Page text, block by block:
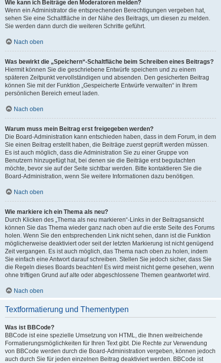
Wie kann ich Beiträge den Moderatoren melden?
Wenn ein Administrator die entsprechenden Berechtigungen vergeben hat,
sehen Sie eine Schaltfläche in der Nähe des Beitrags, um diesen zu melden.
Sie werden dann durch die weiteren Schritte geführt.
Nach oben
Was bewirkt die „Speichern“-Schaltfläche beim Schreiben eines Beitrags?
Hiermit können Sie die geschriebene Entwürfe speichern und zu einem
späteren Zeitpunkt vervollständigen und absenden. Den gesicherten Beitrag
können Sie mit der Funktion „Gespeicherte Entwürfe verwalten“ in Ihrem
persönlichen Bereich erneut laden.
Nach oben
Warum muss mein Beitrag erst freigegeben werden?
Die Board-Administration kann entschieden haben, dass in dem Forum, in dem
Sie einen Beitrag erstellt haben, die Beiträge zuerst geprüft werden müssen.
Es ist auch möglich, dass die Administration Sie zu einer Gruppe von
Benutzern hinzugefügt hat, bei denen sie die Beiträge erst begutachten
möchte, bevor sie auf der Seite sichtbar werden. Bitte kontaktieren Sie die
Board-Administration, wenn Sie weitere Informationen dazu benötigen.
Nach oben
Wie markiere ich ein Thema als neu?
Durch Klicken des „Thema als neu markieren“-Links in der Beitragsansicht
können Sie das Thema wieder ganz nach oben auf die erste Seite des Forums
holen. Wenn Sie den entsprechenden Link nicht sehen, dann ist die Funktion
möglicherweise deaktiviert oder seit der letzten Markierung ist nicht genügend
Zeit vergangen. Es ist auch möglich, das Thema nach oben zu holen, indem
Sie einfach eine Antwort darauf schreiben. Stellen Sie jedoch sicher, dass Sie
die Regeln dieses Boards beachten! Es wird meist nicht gerne gesehen, wenn
ohne triftigen Grund auf alte oder abgeschlossene Themen geantwortet wird.
Nach oben
Textformatierung und Thementypen
Was ist BBCode?
BBCode ist eine spezielle Umsetzung von HTML, die Ihnen weitreichende
Formatierungsmöglichkeiten für Ihren Text gibt. Die Rechte zur Verwendung
von BBCode werden durch die Board-Administration vergeben, können jedoch
auch durch Sie für jeden einzelnen Beitrag deaktiviert werden. BBCode ist